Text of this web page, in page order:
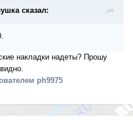
сказал:
накладки надеты? Прошу
ph9975